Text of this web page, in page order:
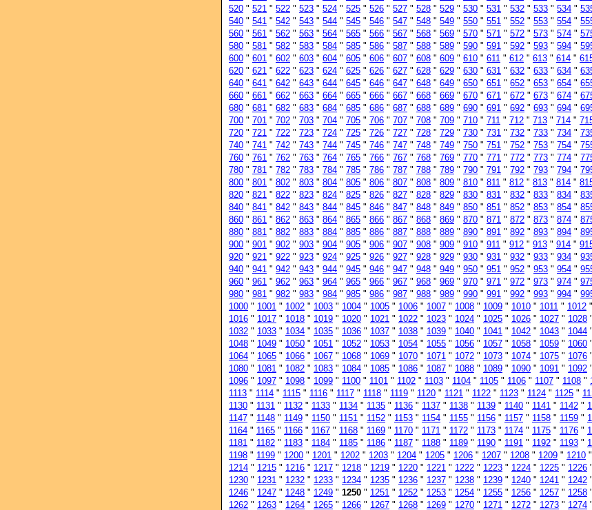
520 " 521 " 522 " 523 " 524 " 525 " 526 " 527 " 528 " 529 " 530 " 531 " 532 " 533 " 534 "
540 " 541 " 542 " 543 " 544 " 545 " 546 " 547 " 548 " 549 " 550 " 551 " 552 " 553 " 554 "
560 " 561 " 562 " 563 " 564 " 565 " 566 " 567 " 568 " 569 " 570 " 571 " 572 " 573 " 574 "
580 " 581 " 582 " 583 " 584 " 585 " 586 " 587 " 588 " 589 " 590 " 591 " 592 " 593 " 594 "
600 " 601 " 602 " 603 " 604 " 605 " 606 " 607 " 608 " 609 " 610 " 611 " 612 " 613 " 614 "
620 " 621 " 622 " 623 " 624 " 625 " 626 " 627 " 628 " 629 " 630 " 631 " 632 " 633 " 634 "
640 " 641 " 642 " 643 " 644 " 645 " 646 " 647 " 648 " 649 " 650 " 651 " 652 " 653 " 654 "
660 " 661 " 662 " 663 " 664 " 665 " 666 " 667 " 668 " 669 " 670 " 671 " 672 " 673 " 674 "
680 " 681 " 682 " 683 " 684 " 685 " 686 " 687 " 688 " 689 " 690 " 691 " 692 " 693 " 694 "
700 " 701 " 702 " 703 " 704 " 705 " 706 " 707 " 708 " 709 " 710 " 711 " 712 " 713 " 714 "
720 " 721 " 722 " 723 " 724 " 725 " 726 " 727 " 728 " 729 " 730 " 731 " 732 " 733 " 734 "
740 " 741 " 742 " 743 " 744 " 745 " 746 " 747 " 748 " 749 " 750 " 751 " 752 " 753 " 754 "
760 " 761 " 762 " 763 " 764 " 765 " 766 " 767 " 768 " 769 " 770 " 771 " 772 " 773 " 774 "
780 " 781 " 782 " 783 " 784 " 785 " 786 " 787 " 788 " 789 " 790 " 791 " 792 " 793 " 794 "
800 " 801 " 802 " 803 " 804 " 805 " 806 " 807 " 808 " 809 " 810 " 811 " 812 " 813 " 814 "
820 " 821 " 822 " 823 " 824 " 825 " 826 " 827 " 828 " 829 " 830 " 831 " 832 " 833 " 834 "
840 " 841 " 842 " 843 " 844 " 845 " 846 " 847 " 848 " 849 " 850 " 851 " 852 " 853 " 854 "
860 " 861 " 862 " 863 " 864 " 865 " 866 " 867 " 868 " 869 " 870 " 871 " 872 " 873 " 874 "
880 " 881 " 882 " 883 " 884 " 885 " 886 " 887 " 888 " 889 " 890 " 891 " 892 " 893 " 894 "
900 " 901 " 902 " 903 " 904 " 905 " 906 " 907 " 908 " 909 " 910 " 911 " 912 " 913 " 914 "
920 " 921 " 922 " 923 " 924 " 925 " 926 " 927 " 928 " 929 " 930 " 931 " 932 " 933 " 934 "
940 " 941 " 942 " 943 " 944 " 945 " 946 " 947 " 948 " 949 " 950 " 951 " 952 " 953 " 954 "
960 " 961 " 962 " 963 " 964 " 965 " 966 " 967 " 968 " 969 " 970 " 971 " 972 " 973 " 974 "
980 " 981 " 982 " 983 " 984 " 985 " 986 " 987 " 988 " 989 " 990 " 991 " 992 " 993 " 994 "
1000 " 1001 " 1002 " 1003 " 1004 " 1005 " 1006 " 1007 " 1008 " 1009 " 1010 " 1011 " 1012 "
1016 " 1017 " 1018 " 1019 " 1020 " 1021 " 1022 " 1023 " 1024 " 1025 " 1026 " 1027 " 1028 "
1032 " 1033 " 1034 " 1035 " 1036 " 1037 " 1038 " 1039 " 1040 " 1041 " 1042 " 1043 " 1044 "
1048 " 1049 " 1050 " 1051 " 1052 " 1053 " 1054 " 1055 " 1056 " 1057 " 1058 " 1059 " 1060 "
1064 " 1065 " 1066 " 1067 " 1068 " 1069 " 1070 " 1071 " 1072 " 1073 " 1074 " 1075 " 1076 "
1080 " 1081 " 1082 " 1083 " 1084 " 1085 " 1086 " 1087 " 1088 " 1089 " 1090 " 1091 " 1092 "
1096 " 1097 " 1098 " 1099 " 1100 " 1101 " 1102 " 1103 " 1104 " 1105 " 1106 " 1107 " 1108 "
1113 " 1114 " 1115 " 1116 " 1117 " 1118 " 1119 " 1120 " 1121 " 1122 " 1123 " 1124 " 1125 "
1130 " 1131 " 1132 " 1133 " 1134 " 1135 " 1136 " 1137 " 1138 " 1139 " 1140 " 1141 " 1142 "
1147 " 1148 " 1149 " 1150 " 1151 " 1152 " 1153 " 1154 " 1155 " 1156 " 1157 " 1158 " 1159 "
1164 " 1165 " 1166 " 1167 " 1168 " 1169 " 1170 " 1171 " 1172 " 1173 " 1174 " 1175 " 1176 "
1181 " 1182 " 1183 " 1184 " 1185 " 1186 " 1187 " 1188 " 1189 " 1190 " 1191 " 1192 " 1193 "
1198 " 1199 " 1200 " 1201 " 1202 " 1203 " 1204 " 1205 " 1206 " 1207 " 1208 " 1209 " 1210 "
1214 " 1215 " 1216 " 1217 " 1218 " 1219 " 1220 " 1221 " 1222 " 1223 " 1224 " 1225 " 1226 "
1230 " 1231 " 1232 " 1233 " 1234 " 1235 " 1236 " 1237 " 1238 " 1239 " 1240 " 1241 " 1242 "
1246 " 1247 " 1248 " 1249 " 1250 " 1251 " 1252 " 1253 " 1254 " 1255 " 1256 " 1257 " 1258 "
1262 " 1263 " 1264 " 1265 " 1266 " 1267 " 1268 " 1269 " 1270 " 1271 " 1272 " 1273 " 1274 "